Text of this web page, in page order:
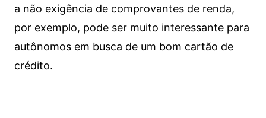
a não exigência de comprovantes de renda,
por exemplo, pode ser muito interessante para
autônomos em busca de um bom cartão de
crédito.